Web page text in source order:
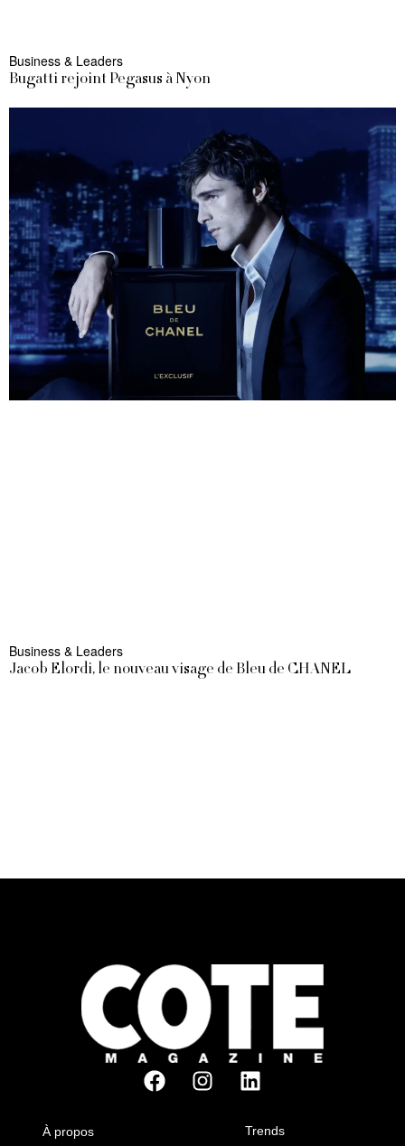
Business & Leaders
Bugatti rejoint Pegasus à Nyon
Business & Leaders
Jacob Elordi, le nouveau visage de Bleu de CHANEL
À propos Trends